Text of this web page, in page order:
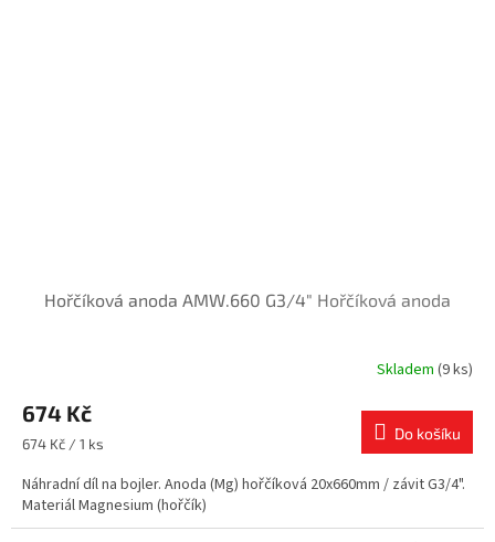
Hořčíková anoda AMW.660 G3/4" Hořčíková anoda
Skladem (9 ks)
674 Kč
Měrná
674 Kč / 1 ks
Do košíku
Náhradní díl na bojler. Anoda (Mg) hořčíková 20x660mm / závit G3/4".
Materiál Magnesium (hořčík)